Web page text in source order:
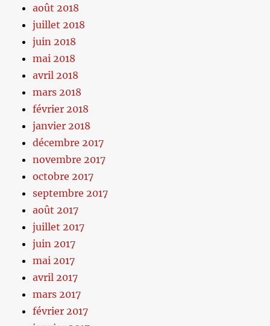
août 2018
juillet 2018
juin 2018
mai 2018
avril 2018
mars 2018
février 2018
janvier 2018
décembre 2017
novembre 2017
octobre 2017
septembre 2017
août 2017
juillet 2017
juin 2017
mai 2017
avril 2017
mars 2017
février 2017